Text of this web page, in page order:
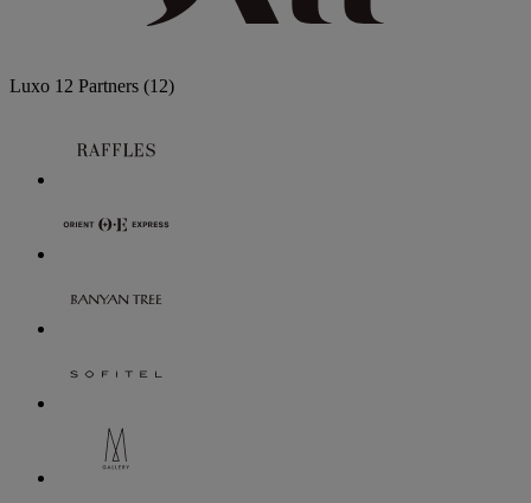
Luxo 12 Partners (12)